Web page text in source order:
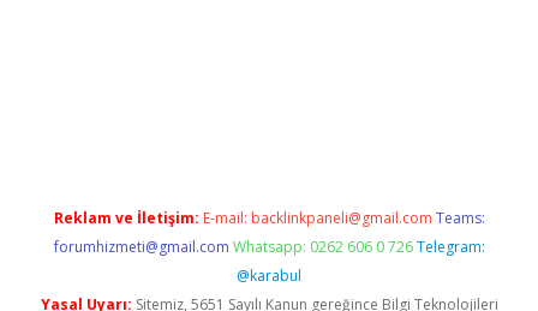
Reklam ve İletişim: E-mail: backlinkpaneli@gmail.com Teams:
forumhizmeti@gmail.com Whatsapp: 0262 606 0 726 Telegram:
@karabul
Yasal Uyarı: Sitemiz, 5651 Sayılı Kanun gereğince Bilgi Teknolojileri